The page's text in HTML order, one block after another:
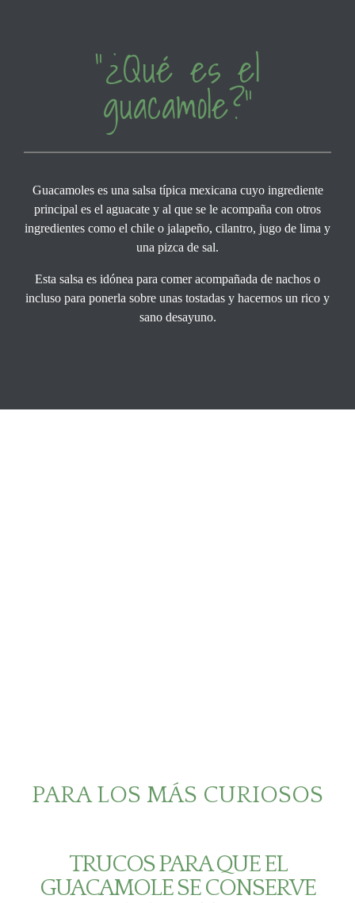
“¿Qué es el
guacamole?”
Guacamoles es una salsa típica mexicana cuyo ingrediente
principal es el aguacate y al que se le acompaña con otros
ingredientes como el chile o jalapeño, cilantro, jugo de lima y
una pizca de sal.
Esta salsa es idónea para comer acompañada de nachos o
incluso para ponerla sobre unas tostadas y hacernos un rico y
sano desayuno.
PARA LOS MÁS CURIOSOS
TRUCOS PARA QUE EL
GUACAMOLE SE CONSERVE